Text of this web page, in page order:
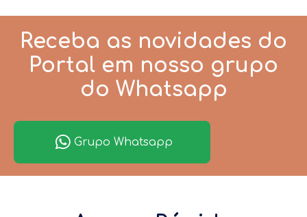
Receba as novidades do
Portal em nosso grupo
do Whatsapp
Grupo Whatsapp